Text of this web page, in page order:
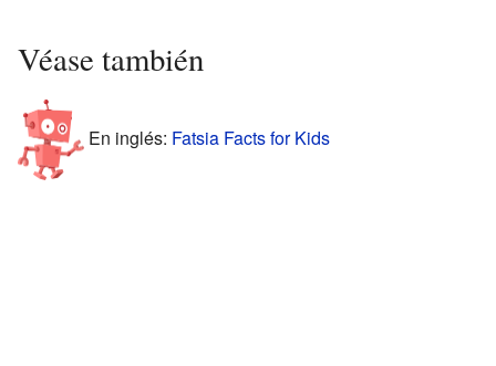
Véase también
En inglés: Fatsia Facts for Kids